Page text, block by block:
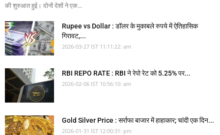
की शुरुआत हुई। दोनों देशों ने एक...
Rupee vs Dollar : डॉलर के मुकाबले रुपये में ऐतिहासिक
गिरावट,...
2026-03-27 IST 11:11:22: am
RBI REPO RATE : RBI ने रेपो रेट को 5.25% पर...
2026-02-06 IST 10:56:10: am
Gold Silver Price : सर्राफा बाजार में हाहाकार; चांदी एक दिन...
2026-01-31 IST 12:00:31: pm